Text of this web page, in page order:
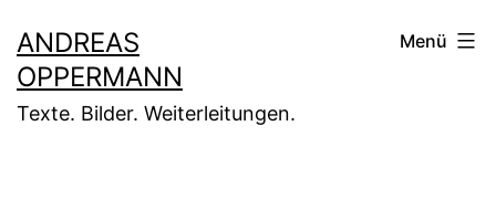
Inhalt
springen
ANDREAS
OPPERMANN
Texte. Bilder. Weiterleitungen.
Menü